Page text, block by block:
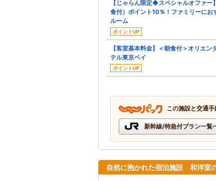
【じゃらん限定◆スペシャルオファー
食付）ポイント10％！ファミリーにお
ルーム
ポイントUP
【客室基本料金】＜朝食付＞オリエン
テル東京ベイ
ポイントUP
この施設と交通
新幹線/特急付プラン一覧
自然に抱かれた宿泊施設 和洋室